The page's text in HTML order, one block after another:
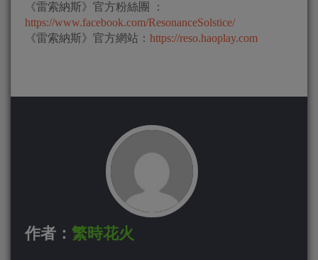
《雷索納斯》官方粉絲團 ：
https://www.facebook.com/ResonanceSolstice/
《雷索納斯》官方網站： https://reso.haoplay.com
作者： 繁時花火